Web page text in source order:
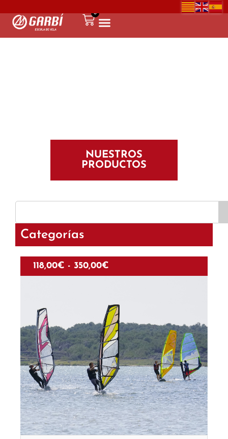
0
NUESTROS
PRODUCTOS
Categorías
118,00€ - 350,00€